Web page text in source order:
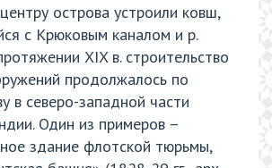
острова устроили ковш,
с Крюковым каналом и р.
XIX в. строительство
продолжалось по
в северо-западной части
Один из примеров –
здание флотской тюрьмы,